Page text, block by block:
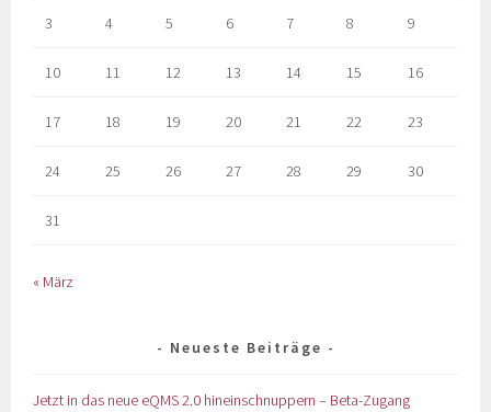
3 4 5 6 7 8 9
10 11 12 13 14 15 16
17 18 19 20 21 22 23
24 25 26 27 28 29 30
31
« März
Neueste Beiträge
Jetzt in das neue eQMS 2.0 hineinschnuppern – Beta-Zugang